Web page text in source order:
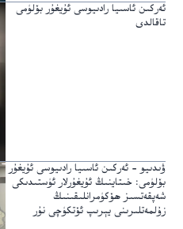
ئەركىن ئاسىيا رادىيوسى ئۇيغۇر بۆلۈمى
تاقالدى
ۋىدىيو – ئەركىن ئاسىيا رادىيوسى ئۇيغۇر
بۆلۈمى: خىتاينىڭ ئۇيغۇرلار ئۈستىدىكى
شەپقەتسىز ھۆكۈمرانلىقىنىڭ
زۇلمەتلىرىنى يېرىپ ئۆتكۈچى نۇر